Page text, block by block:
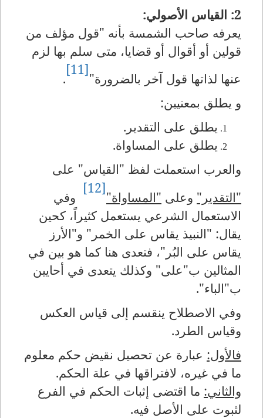
2: القياس الأصولي:
يعرفه صاحب الشمسة بأنه "قول مؤلف من
قولين أو أقوال أو قضايا، متى سلم بها لزم
عنها لذاتها قول آخر بالضرورة"
[11]
.
و يطلق بمعنيين:
يطلق على التقدير.
يطلق على المساواة.
والعرب استعملت لفظ "القياس" على
"التقدير" وعلى "المساواة"
[12]
وفي
الاستعمال الشرعي يستعمل كثيراً، كحين
يقال: "النبيذ يقاس على الخمر" و"الأرز
يقاس على البُر"، فتعدى هنا كما هو بين في
المثالين ب"على" وكذلك يتعدى في أحايين
ب"الباء".
وفي الاصطلاح ينقسم إلى قياس العكس
وقياس الطرد.
فالأول: عبارة عن تحصيل نقيض حكم معلوم
ما في غيره، لافتراقها في علة الحكم.
والثاني: ما اقتضى إثبات الحكم في الفرع
لثبوت على الأصل فيه.